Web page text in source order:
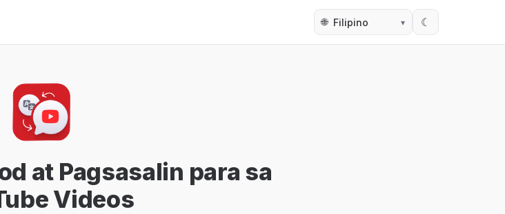
🌐 ☾
at Pagsasalin para sa
Videos